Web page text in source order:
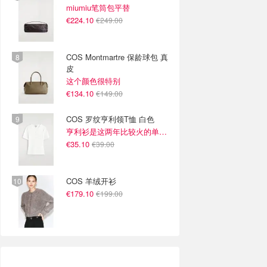
miumiu笔筒包平替
€224.10 €249.00
COS Montmartre 保龄球包 真
皮
这个颜色很特别
€134.10 €149.00
COS 罗纹亨利领T恤 白色
亨利衫是这两年比较火的单品~
€35.10 €39.00
COS 羊绒开衫
€179.10 €199.00